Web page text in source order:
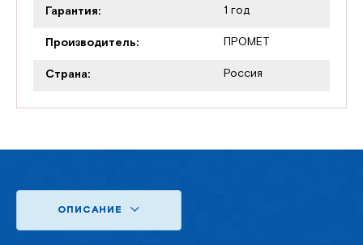
Гарантия: 1 год
Производитель: ПРОМЕТ
Страна: Россия
ОПИСАНИЕ